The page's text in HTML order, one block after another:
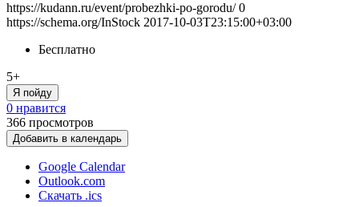
https://kudann.ru/event/probezhki-po-gorodu/ 0
https://schema.org/InStock 2017-10-03T23:15:00+03:00
Бесплатно
5+
Я пойду
0 нравится
366 просмотров
Добавить в календарь
Google Calendar
Outlook.com
Скачать .ics